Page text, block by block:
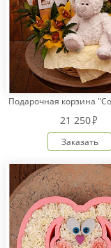
Подарочная корзина
21 250
Заказать